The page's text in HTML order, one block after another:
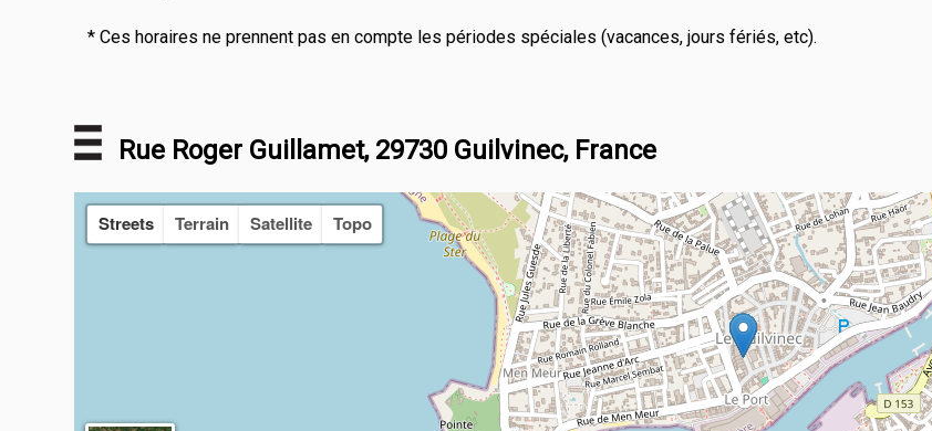
* Ces horaires ne prennent pas en compte les périodes spéciales (vacances, jours fériés, etc).
Rue Roger Guillamet, 29730 Guilvinec, France
Streets Terrain Satellite Topo